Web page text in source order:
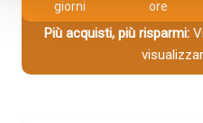
giorni ore
Più acquisti, più risparmi: